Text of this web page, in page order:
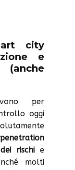
city
e
per
oggi
penetration
rischie
molti